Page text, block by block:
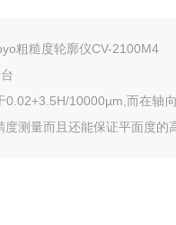
粗糙度轮廓仪CV-2100M4
0.02+3.5H/10000µm,而在轴
测量而且还能保证平面度的